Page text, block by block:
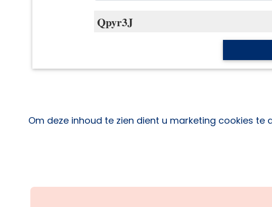
Om deze inhoud te zien dient u marketing cookies te